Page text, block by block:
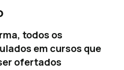
todos os
em cursos que
ofertados